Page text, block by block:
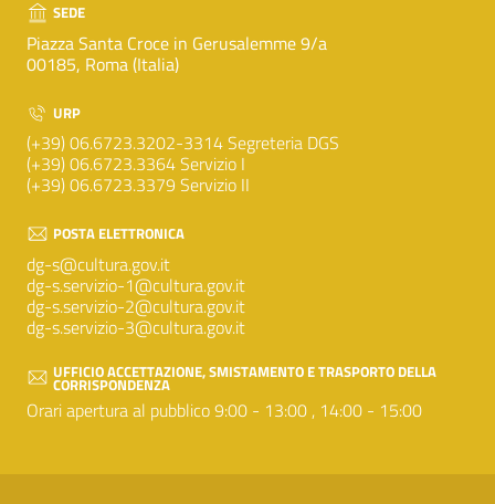
SEDE
Piazza Santa Croce in Gerusalemme 9/a
00185, Roma (Italia)
URP
(+39) 06.6723.3202-3314 Segreteria DGS
(+39) 06.6723.3364 Servizio I
(+39) 06.6723.3379 Servizio II
POSTA ELETTRONICA
dg-s@cultura.gov.it
dg-s.servizio-1@cultura.gov.it
dg-s.servizio-2@cultura.gov.it
dg-s.servizio-3@cultura.gov.it
UFFICIO ACCETTAZIONE, SMISTAMENTO E TRASPORTO DELLA
CORRISPONDENZA
Orari apertura al pubblico 9:00 - 13:00 , 14:00 - 15:00